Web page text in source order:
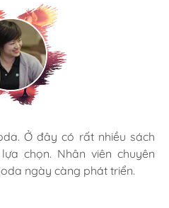
Ở đây có rất nhiều sách
chọn. Nhân viên chuyên
ngày càng phát triển.
Ở đây có rất nhiều sách
chọn. Nhân viên chuyên
ngày càng phát triển.
Ở đây có rất nhiều sách
chọn. Nhân viên chuyên
ngày càng phát triển.